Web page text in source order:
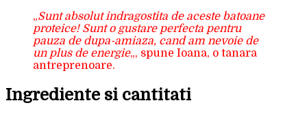
„Sunt absolut indragostita de aceste batoane
proteice! Sunt o gustare perfecta pentru
pauza de dupa-amiaza, cand am nevoie de
un plus de energie„, spune Ioana, o tanara
antreprenoare.
Ingrediente si cantitati